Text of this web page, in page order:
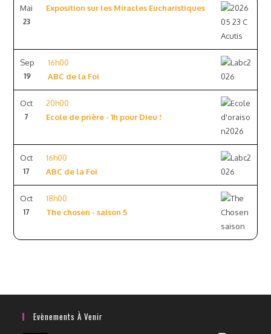
Mai
23
Exposition sur les Miracles Eucharistiques
Sep
19
16h00
ABC de la Foi
Oct
7
20h00
Ecole de prière - 1h pour Dieu !
Oct
17
16h00
ABC de la Foi
Oct
17
18h00
The chosen - saison 5
Evènements À Venir